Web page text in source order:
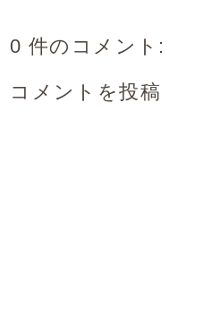
0 件のコメント:
コメントを投稿